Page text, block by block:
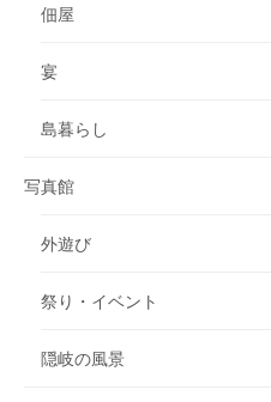
佃屋
宴
島暮らし
写真館
外遊び
祭り・イベント
隠岐の風景